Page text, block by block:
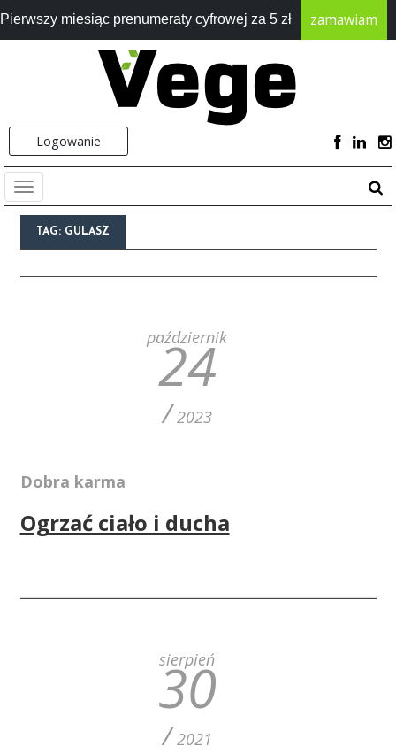
Pierwszy miesiąc prenumeraty cyfrowej za 5 zł zamawiam
Logowanie
TAG: GULASZ
październik
24
/ 2023
Dobra karma
Ogrzać ciało i ducha
sierpień
30
/ 2021